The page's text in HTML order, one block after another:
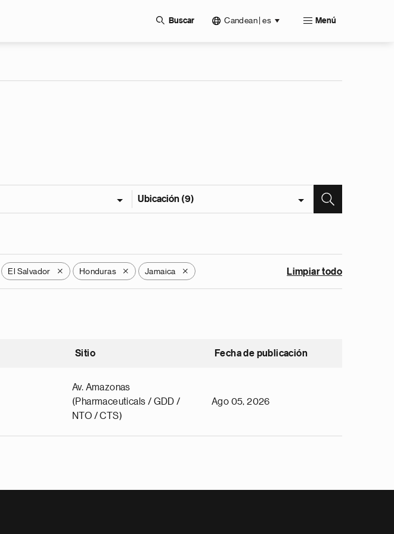
Buscar Candean | es Menú
Ubicación (9)
El Salvador X Honduras X Jamaica X Limpiar todo
Sitio Fecha de publicación
Av. Amazonas
(Pharmaceuticals / GDD /
NTO / CTS)
Ago 05, 2026